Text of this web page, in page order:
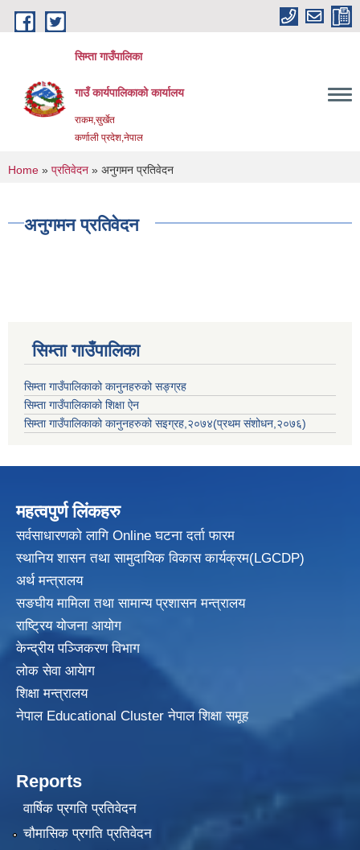
Skip to main content
सिम्ता गाउँपालिका
गाउँ कार्यपालिकाको कार्यालय
राकम,सुर्खेत
कर्णाली प्रदेश,नेपाल
You are here
Home » प्रतिवेदन » अनुगमन प्रतिवेदन
अनुगमन प्रतिवेदन
सिम्ता गाउँपालिका
सिम्ता गाउँपालिकाको कानुनहरुको सङ्ग्रह
सिम्ता गाउँपालिकाको शिक्षा ऐन
सिम्ता गाउँपालिकाको कानुनहरुको सइग्रह,२०७४(प्रथम संशोधन,२०७६)
महत्वपुर्ण लिंकहरु
सर्वसाधारणको लागि Online घटना दर्ता फारम
स्थानिय शासन तथा सामुदायिक विकासकार्यक्रम(LGCDP)
अर्थ मन्त्रालय
सङघीय मामिला तथा सामान्य प्रशासन मन्त्रालय
राष्ट्रिय योजना आयोग
केन्द्रीय पञ्जिकरण विभाग
लोक सेवा आयेाग
शिक्षा मन्त्रालय
नेपाल Educational Cluster नेपाल शिक्षा समूह
Reports
वार्षिक प्रगति प्रतिवेदन
चौमासिक प्रगति प्रतिवेदन